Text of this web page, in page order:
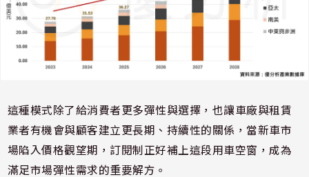
這種模式除了給消費者更多彈性與選擇，也讓車廠與租賃
業者有機會與顧客建立更長期、持續性的關係，當新車市
場陷入價格觀望期，訂閱制正好補上這段用車空窗，成為
滿足市場彈性需求的重要解方。